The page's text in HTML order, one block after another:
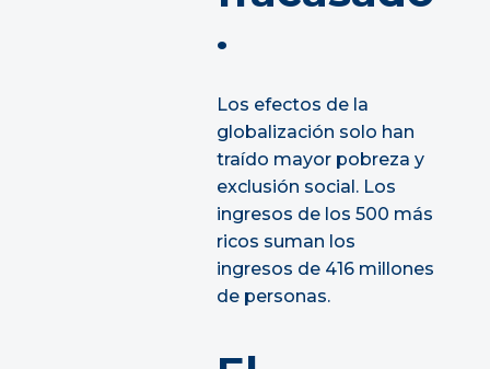
.
Los efectos de la
globalización solo han
traído mayor pobreza y
exclusión social. Los
ingresos de los 500 más
ricos suman los
ingresos de 416 millones
de personas.